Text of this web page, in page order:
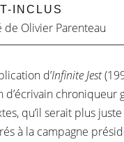
INCLUS
de Olivier Parenteau
d’Infinite Jest
qu’il serait plus
à la campagne